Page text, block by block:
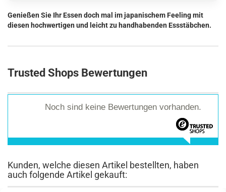
Genießen Sie Ihr Essen doch mal im japanischem Feeling mit
diesen hochwertigen und leicht zu handhabenden Essstäbchen.
Trusted Shops Bewertungen
Noch sind keine Bewertungen vorhanden.
Kunden, welche diesen Artikel bestellten, haben
auch folgende Artikel gekauft: